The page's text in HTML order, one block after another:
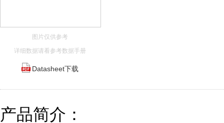
图片仅供参考
详细数据请看参考数据手册
Datasheet下载
产品简介：